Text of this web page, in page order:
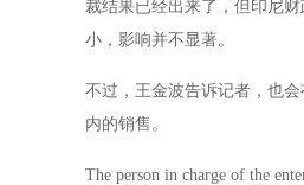
裁结果已经出来了，但印尼
小，影响并不显著。
不过，王金波告诉记者，也
内的销售。
The person in charge of the